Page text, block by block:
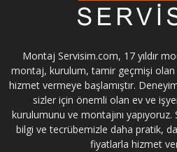
Montaj Servisim.com, 17 yıldır
montaj, kurulum, tamir geçmişi olan
hizmet vermeye başlamıştır.
sizler için önemli olan ev ve
kurulumunu ve montajını
bilgi ve tecrübemizle daha pratik,
fiyatlarla hizmet